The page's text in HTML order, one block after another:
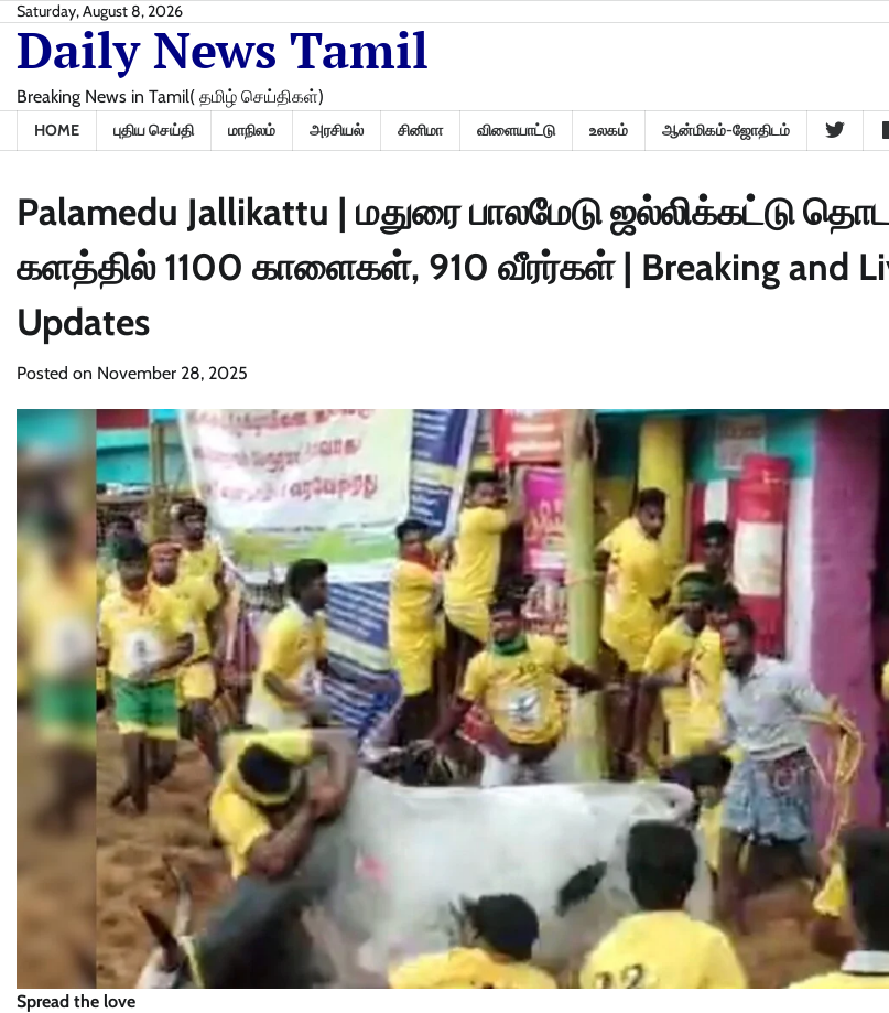
Skip
content
Saturday, August 8, 2026
Daily News Tamil
Breaking News in Tamil( தமிழ் செய்திகள்)
HOME புதிய செய்தி மாநிலம் அரசியல் சினிமா விளையாட்டு உலகம் ஆன்மிகம்-ஜோதிடம்
Palamedu Jallikattu | மதுரை பாலமேடு ஜல்லிக்கட்டு
களத்தில் 1100 காளைகள், 910 வீரர்கள் | Breaking and
Updates
Posted on November 28, 2025
Spread the love